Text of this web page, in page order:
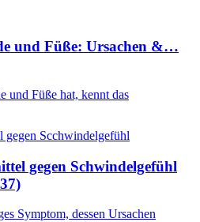
und Füße: Ursachen &…
und Füße hat, kennt das
gegen Schwindelgefühl
Symptom, dessen Ursachen